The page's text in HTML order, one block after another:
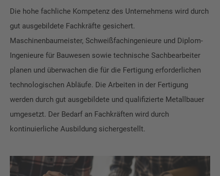
Die hohe fachliche Kompetenz des Unternehmens wird durch
gut ausgebildete Fachkräfte gesichert.
Maschinenbaumeister, Schweißfachingenieure und Diplom-
Ingenieure für Bauwesen sowie technische Sachbearbeiter
planen und überwachen die für die Fertigung erforderlichen
technologischen Abläufe. Die Arbeiten in der Fertigung
werden durch gut ausgebildete und qualifizierte Metallbauer
umgesetzt. Der Bedarf an Fachkräften wird durch
kontinuierliche Ausbildung sichergestellt.